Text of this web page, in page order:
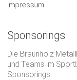
Impressum
Sponsorings
Die Braunholz
und Teams im
Sponsorings.